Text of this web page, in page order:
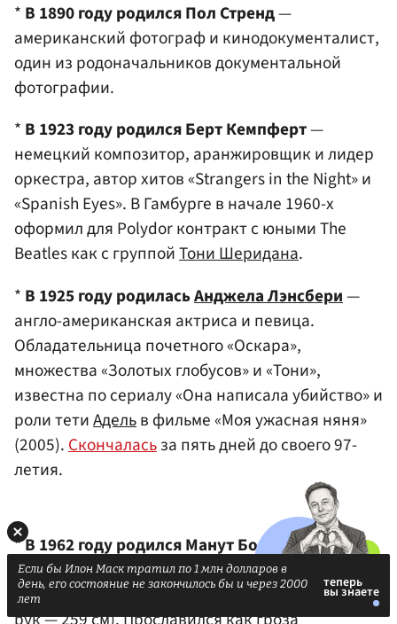
* В 1890 году родился Пол Стренд—
американский фотограф и кинодокументалист,
один из родоначальников документальной
фотографии.
* В 1923 году родился Берт Кемпферт—
немецкий композитор, аранжировщик и лидер
оркестра, автор хитов «Strangers in the Night» и
«Spanish Eyes». В Гамбурге в начале 1960-х
оформил для Polydor контракт с юными The
Beatles как с группойТони Шеридана.
* В 1925 году родиласьАнджела Лэнсбери—
англо-американская актриса и певица.
Обладательница почетного «Оскара»,
множества «Золотых глобусов» и «Тони»,
известна по сериалу «Она написала убийство» и
роли тетиАдельв фильме «Моя ужасная няня»
(2005). Скончаласьза пять дней до своего 97-
летия.
*В 1962 году родился Манут Бол
— суданско-
американский баскетболист, один из самых
высоких игроков (рост — около 231 см, размах
Если бы Илон Маск тратил по 1 млн долларов в
день, его состояние не закончилось бы и через 2000
лет